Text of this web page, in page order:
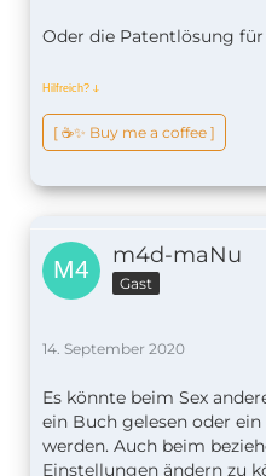
Oder die Patentlösung für
Hilfreich? ↆ
[ ☕️✨ Buy me a coffee ]
m4d-maNu
Gast
14. September 2020
Es könnte beim Sex
ein Buch gelesen oder
werden. Auch beim
Einstellungen ändern zu